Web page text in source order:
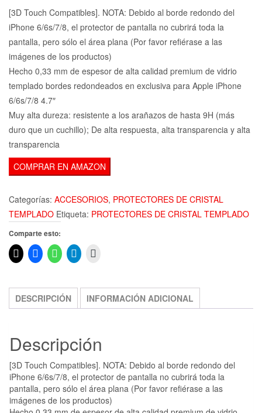
[3D Touch Compatibles]. NOTA: Debido al borde redondo del
iPhone 6/6s/7/8, el protector de pantalla no cubrirá toda la
pantalla, pero sólo el área plana (Por favor refiérase a las
imágenes de los productos)
Hecho 0,33 mm de espesor de alta calidad premium de vidrio
templado bordes redondeados en exclusiva para Apple iPhone
6/6s/7/8 4.7″
Muy alta dureza: resistente a los arañazos de hasta 9H (más
duro que un cuchillo); De alta respuesta, alta transparencia y alta
transparencia
COMPRAR EN AMAZON
Categorías: ACCESORIOS, PROTECTORES DE CRISTAL
TEMPLADO Etiqueta: PROTECTORES DE CRISTAL TEMPLADO
Comparte esto:
DESCRIPCIÓN INFORMACIÓN ADICIONAL
Descripción
[3D Touch Compatibles]. NOTA: Debido al borde redondo del
iPhone 6/6s/7/8, el protector de pantalla no cubrirá toda la
pantalla, pero sólo el área plana (Por favor refiérase a las
imágenes de los productos)